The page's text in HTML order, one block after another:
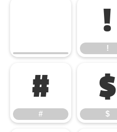
!
!
#
#
$
$